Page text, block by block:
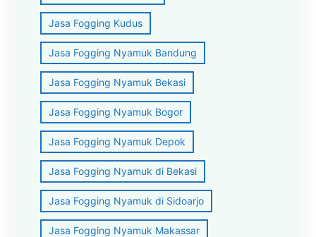
Jasa Fogging Kudus
Jasa Fogging Nyamuk Bandung
Jasa Fogging Nyamuk Bekasi
Jasa Fogging Nyamuk Bogor
Jasa Fogging Nyamuk Depok
Jasa Fogging Nyamuk di Bekasi
Jasa Fogging Nyamuk di Sidoarjo
Jasa Fogging Nyamuk Makassar